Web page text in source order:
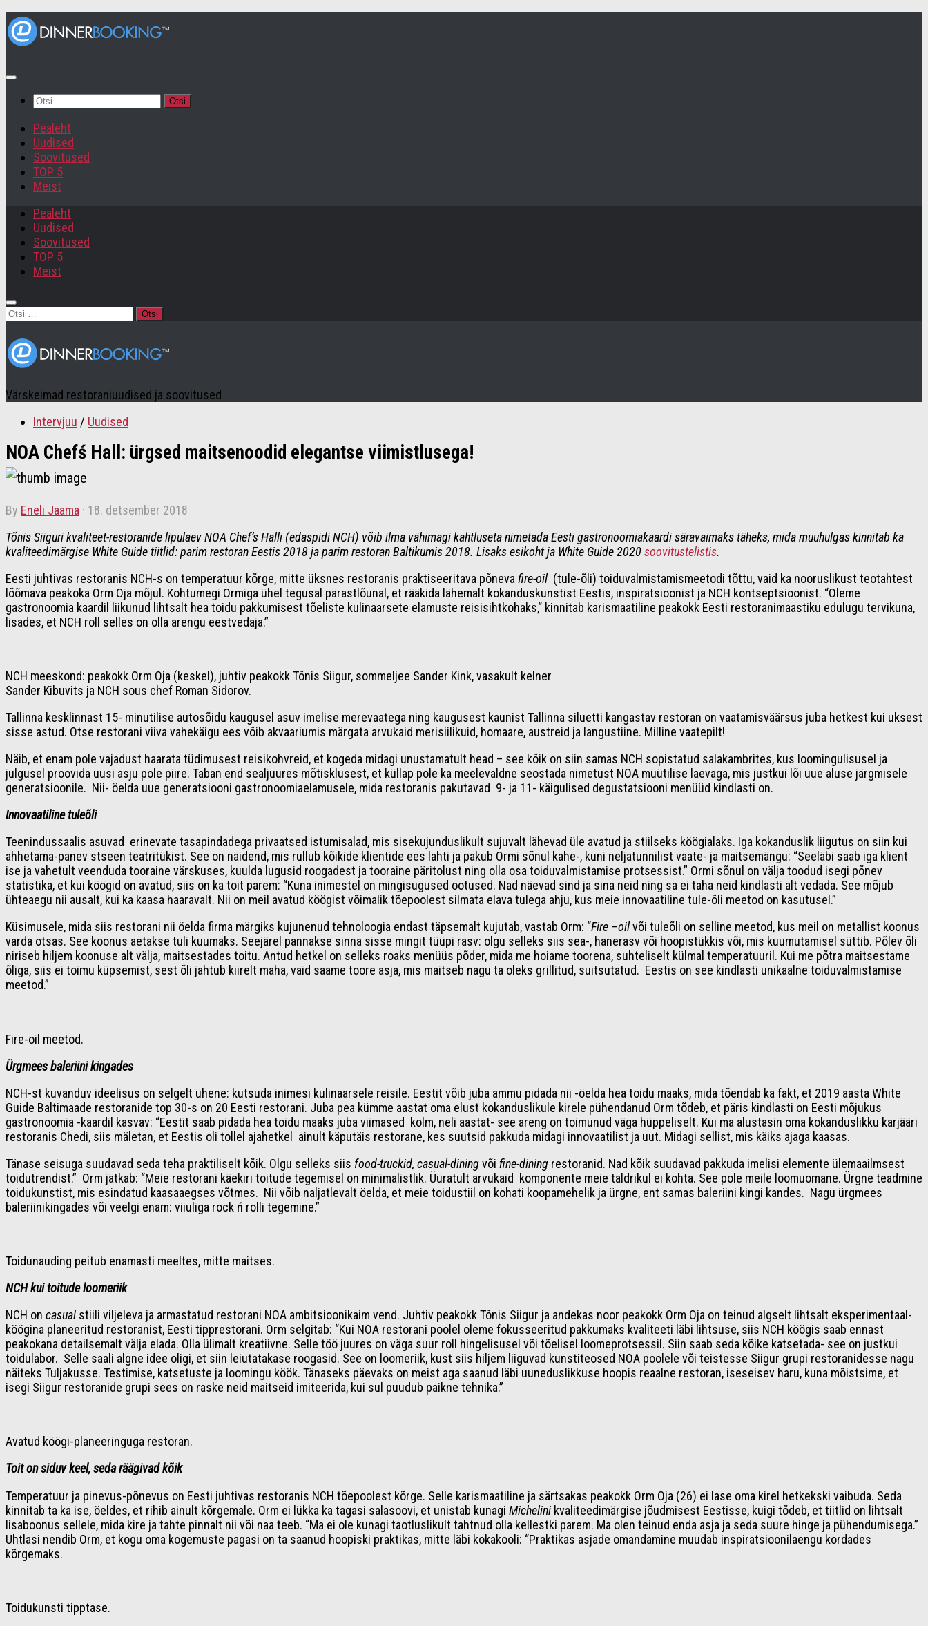
Otsi:
Pealeht
Uudised
Soovitused
TOP 5
Meist
Pealeht
Uudised
Soovitused
TOP 5
Meist
Otsi:
Värskeimad restoraniuudised ja soovitused
Intervjuu / Uudised
NOA Chefś Hall: ürgsed maitsenoodid elegantse viimistlusega!
by Eneli Jaama · 18. detsember 2018
Tõnis Siiguri kvaliteet-restoranide lipulaev NOA Chef’s Halli (edaspidi NCH) võib ilma vähimagi kahtluseta nimetada Eesti gastronoomiakaardi säravaimaks täheks, mida muuhulgas kinnitab ka
kvaliteedimärgise White Guide tiitlid: parim restoran Eestis 2018 ja parim restoran Baltikumis 2018. Lisaks esikoht ja White Guide 2020soovitustelistis.
Eesti juhtivas restoranis NCH-s on temperatuur kõrge, mitte üksnes restoranis praktiseeritava põneva fire-oil(tule-õli) toiduvalmistamismeetodi tõttu, vaid ka nooruslikust teotahtest
lõõmava peakoka Orm Oja mõjul. Kohtumegi Ormiga ühel tegusal pärastlõunal, et rääkida lähemalt kokanduskunstist Eestis, inspiratsioonist ja NCH kontseptsioonist. “Oleme
gastronoomia kaardil liikunud lihtsalt hea toidu pakkumisest tõeliste kulinaarsete elamuste reisisihtkohaks,“ kinnitab karismaatiline peakokk Eesti restoranimaastiku edulugu tervikuna,
lisades, et NCH roll selles on olla arengu eestvedaja.”
NCH meeskond: peakokk Orm Oja (keskel), juhtiv peakokk Tõnis Siigur, sommeljee Sander Kink, vasakult kelner
Sander Kibuvits ja NCH sous chef Roman Sidorov.
Tallinna kesklinnast 15- minutilise autosõidu kaugusel asuv imelise merevaatega ning kaugusest kaunist Tallinna siluetti kangastav restoran on vaatamisväärsus juba hetkest kui uksest
sisse astud. Otse restorani viiva vahekäigu ees võib akvaariumis märgata arvukaid merisiilikuid, homaare, austreid ja langustiine. Milline vaatepilt!
Näib, et enam pole vajadust haarata tüdimusest reisikohvreid, et kogeda midagi unustamatult head – see kõik on siin samas NCH sopistatud salakambrites, kus loomingulisusel ja
julgusel proovida uusi asju pole piire. Taban end sealjuures mõtisklusest, et küllap pole ka meelevaldne seostada nimetust NOA müütilise laevaga, mis justkui lõi uue aluse järgmisele
generatsioonile. Nii- öelda uue generatsiooni gastronoomiaelamusele, mida restoranis pakutavad 9- ja 11- käigulised degustatsiooni menüüd kindlasti on.
Innovaatiline tuleõli
Teenindussaalis asuvad erinevate tasapindadega privaatsed istumisalad, mis sisekujunduslikult sujuvalt lähevad üle avatud ja stiilseks köögialaks. Iga kokanduslik liigutus on siin kui
ahhetama-panev stseen teatritükist. See on näidend, mis rullub kõikide klientide ees lahti ja pakub Ormi sõnul kahe-, kuni neljatunnilist vaate- ja maitsemängu: “Seeläbi saab iga klient
ise ja vahetult veenduda tooraine värskuses, kuulda lugusid roogadest ja tooraine päritolust ning olla osa toiduvalmistamise protsessist.” Ormi sõnul on välja toodud isegi põnev
statistika, et kui köögid on avatud, siis on ka toit parem: “Kuna inimestel on mingisugused ootused. Nad näevad sind ja sina neid ning sa ei taha neid kindlasti alt vedada. See mõjub
ühteaegu nii ausalt, kui ka kaasa haaravalt. Nii on meil avatud köögist võimalik tõepoolest silmata elava tulega ahju, kus meie innovaatiline tule-õli meetod on kasutusel.”
Küsimusele, mida siis restorani nii öelda firma märgiks kujunenud tehnoloogia endast täpsemalt kujutab, vastab Orm: “Fire –oilvõi tuleõli on selline meetod, kus meil on metallist koonus
varda otsas. See koonus aetakse tuli kuumaks. Seejärel pannakse sinna sisse mingit tüüpi rasv: olgu selleks siis sea-, hanerasv või hoopistükkis või, mis kuumutamisel süttib. Põlev õli
niriseb hiljem koonuse alt välja, maitsestades toitu. Antud hetkel on selleks roaks menüüs põder, mida me hoiame toorena, suhteliselt külmal temperatuuril. Kui me põtra maitsestame
õliga, siis ei toimu küpsemist, sest õli jahtub kiirelt maha, vaid saame toore asja, mis maitseb nagu ta oleks grillitud, suitsutatud. Eestis on see kindlasti unikaalne toiduvalmistamise
meetod.”
Fire-oil meetod.
Ürgmees baleriini kingades
NCH-st kuvanduv ideelisus on selgelt ühene: kutsuda inimesi kulinaarsele reisile. Eestit võib juba ammu pidada nii -öelda hea toidu maaks, mida tõendab ka fakt, et 2019 aasta White
Guide Baltimaade restoranide top 30-s on 20 Eesti restorani. Juba pea kümme aastat oma elust kokanduslikule kirele pühendanud Orm tõdeb, et päris kindlasti on Eesti mõjukus
gastronoomia -kaardil kasvav: “Eestit saab pidada hea toidu maaks juba viimased kolm, neli aastat- see areng on toimunud väga hüppeliselt. Kui ma alustasin oma kokanduslikku karjääri
restoranis Chedi, siis mäletan, et Eestis oli tollel ajahetkel ainult käputäis restorane, kes suutsid pakkuda midagi innovaatilist ja uut. Midagi sellist, mis käiks ajaga kaasas.
Tänase seisuga suudavad seda teha praktiliselt kõik. Olgu selleks siis food-truckid, casual-diningvõi fine-dining restoranid. Nad kõik suudavad pakkuda imelisi elemente ülemaailmsest
toidutrendist.” Orm jätkab: “Meie restorani käekiri toitude tegemisel on minimalistlik. Üüratult arvukaid komponente meie taldrikul ei kohta. See pole meile loomuomane. Ürgne teadmine
toidukunstist, mis esindatud kaasaaegses võtmes. Nii võib naljatlevalt öelda, et meie toidustiil on kohati koopamehelik ja ürgne, ent samas baleriini kingi kandes. Nagu ürgmees
baleriinikingades või veelgi enam: viiuliga rock ń rolli tegemine.”
Toidunauding peitub enamasti meeltes, mitte maitses.
NCH kui toitude loomeriik
NCH on casualstiili viljeleva ja armastatud restorani NOA ambitsioonikaim vend. Juhtiv peakokk Tõnis Siigur ja andekas noor peakokk Orm Oja on teinud algselt lihtsalt eksperimentaal-
köögina planeeritud restoranist, Eesti tipprestorani. Orm selgitab: “Kui NOA restorani poolel oleme fokusseeritud pakkumaks kvaliteeti läbi lihtsuse, siis NCH köögis saab ennast
peakokana detailsemalt välja elada. Olla ülimalt kreatiivne. Selle töö juures on väga suur roll hingelisusel või tõelisel loomeprotsessil. Siin saab seda kõike katsetada- see on justkui
toidulabor. Selle saali algne idee oligi, et siin leiutatakase roogasid. See on loomeriik, kust siis hiljem liiguvad kunstiteosed NOA poolele või teistesse Siigur grupi restoranidesse nagu
näiteks Tuljakusse. Testimise, katsetuste ja loomingu köök. Tänaseks päevaks on meist aga saanud läbi uuneduslikkuse hoopis reaalne restoran, iseseisev haru, kuna mõistsime, et
isegi Siigur restoranide grupi sees on raske neid maitseid imiteerida, kui sul puudub paikne tehnika.”
Avatud köögi-planeeringuga restoran.
Toit on siduv keel, seda räägivad kõik
Temperatuur ja pinevus-põnevus on Eesti juhtivas restoranis NCH tõepoolest kõrge. Selle karismaatiline ja särtsakas peakokk Orm Oja (26) ei lase oma kirel hetkekski vaibuda. Seda
kinnitab ta ka ise, öeldes, et rihib ainult kõrgemale. Orm ei lükka ka tagasi salasoovi, et unistab kunagi Michelini kvaliteedimärgise jõudmisest Eestisse, kuigi tõdeb, et tiitlid on lihtsalt
lisaboonus sellele, mida kire ja tahte pinnalt nii või naa teeb. “Ma ei ole kunagi taotluslikult tahtnud olla kellestki parem. Ma olen teinud enda asja ja seda suure hinge ja pühendumisega.”
Ühtlasi nendib Orm, et kogu oma kogemuste pagasi on ta saanud hoopiski praktikas, mitte läbi kokakooli: “Praktikas asjade omandamine muudab inspiratsioonilaengu kordades
kõrgemaks.
Toidukunsti tipptase.